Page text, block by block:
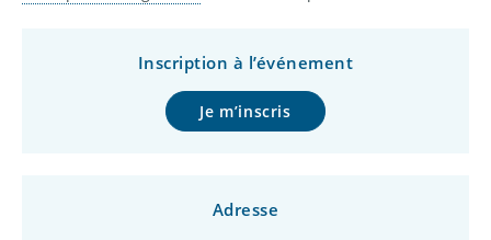
Inscription à l’événement
Je m’inscris
Adresse